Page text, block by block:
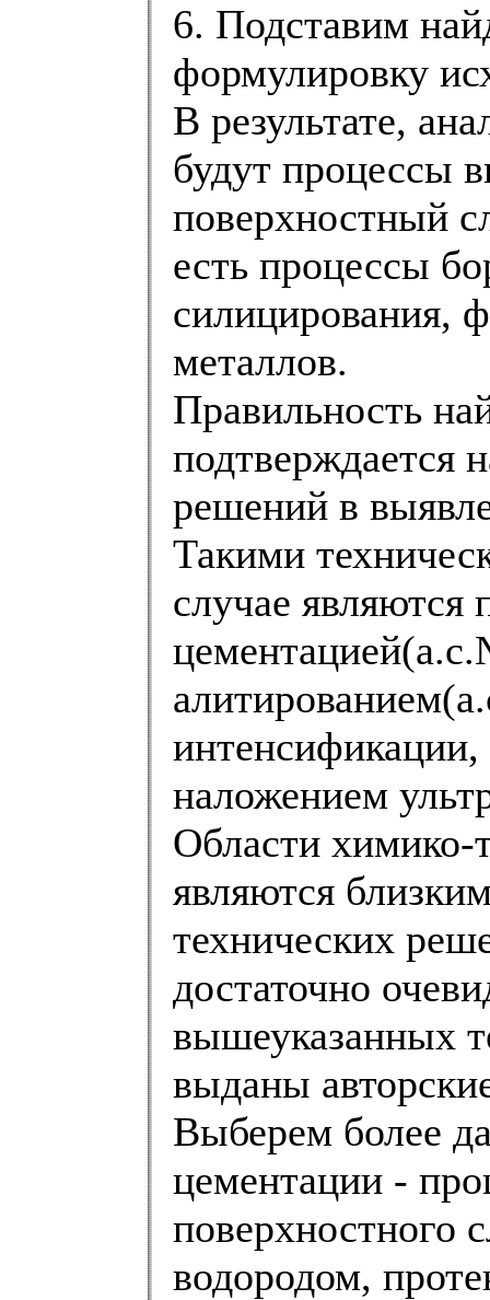
6. Подставим
формулировку
В результате,
будут процессы
поверхностный
есть процессы
силицирования,
металлов.
Правильность
подтверждается
решений в
Такими
случае являются
наложением
Области химико-
являются
технических
достаточно
вышеуказанных
выданы
Выберем более
цементации -
поверхностного
водородом,